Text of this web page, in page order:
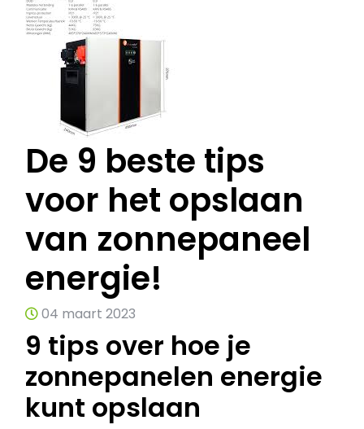
De 9 beste tips
voor het opslaan
van zonnepaneel
energie!
04 maart 2023
9 tips over hoe je
zonnepanelen energie
kunt opslaan